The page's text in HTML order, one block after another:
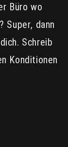
Büro wo
Super, dann
Schreib
Konditionen